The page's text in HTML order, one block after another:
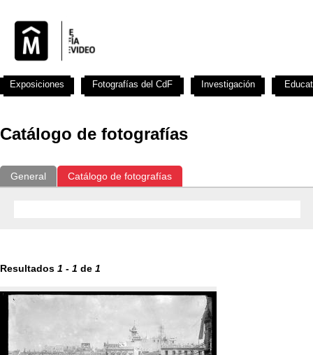
Catálogo de fotografías
General Catálogo de fotografías
Resultados 1 - 1 de 1
Exposiciones Fotografías del CdF Investigación